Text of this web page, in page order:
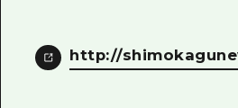
http://